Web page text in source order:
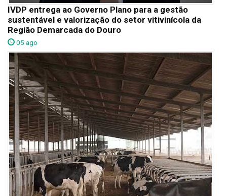
IVDP entrega ao Governo Plano para a gestão
sustentável e valorização do setor vitivinícola da
Região Demarcada do Douro
05 ago